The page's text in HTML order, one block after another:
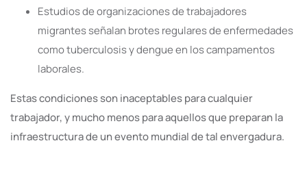
Estudios de organizaciones de trabajadores
migrantes señalan brotes regulares de enfermedades
como tuberculosis y dengue en los campamentos
laborales.
Estas condiciones son inaceptables para cualquier
trabajador, y mucho menos para aquellos que preparan la
infraestructura de un evento mundial de tal envergadura.